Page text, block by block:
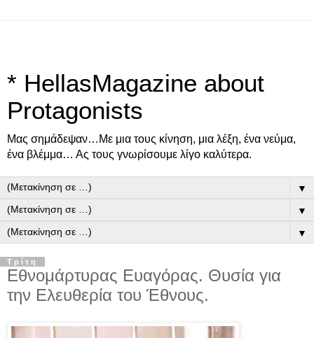
* HellasMagazine about
Protagonists
Μας σημάδεψαν…Με μια τους κίνηση, μια λέξη, ένα νεύμα,
ένα βλέμμα… Ας τους γνωρίσουμε λίγο καλύτερα.
▼
▼
▼
Τρίτη
Εθνομάρτυρας Ευαγόρας. Θυσία για
την Ελευθερία του Έθνους.